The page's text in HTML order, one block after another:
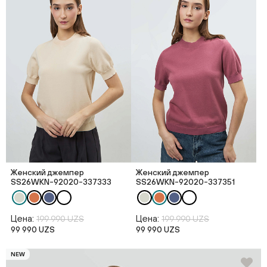
Женский джемпер
SS26WKN-92020-337333
Цена: 199 990 UZS
99 990 UZS
Женский джемпер
SS26WKN-92020-337351
Цена: 199 990 UZS
99 990 UZS
NEW